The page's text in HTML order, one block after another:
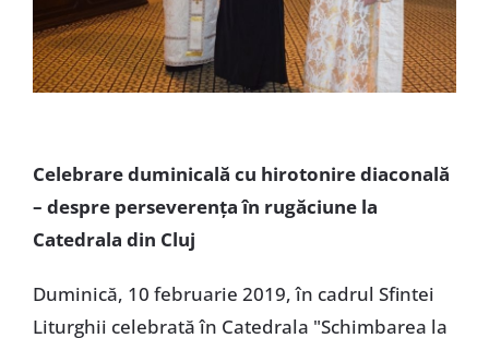
Celebrare duminicală cu hirotonire diaconală
– despre perseverența în rugăciune la
Catedrala din Cluj
Duminică, 10 februarie 2019, în cadrul Sfintei
Liturghii celebrată în Catedrala "Schimbarea la